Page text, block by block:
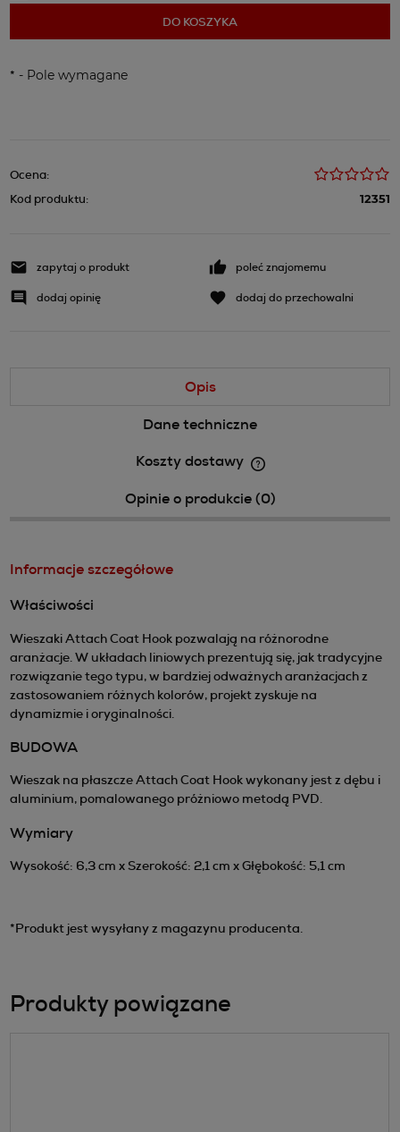
DO KOSZYKA
* - Pole wymagane
Ocena:
Kod produktu:
12351
zapytaj o produkt poleć znajomemu
dodaj opinię dodaj do przechowalni
Opis
Dane techniczne
Koszty dostawy
Opinie o produkcie (0)
Informacje szczegółowe
Właściwości
Wieszaki Attach Coat Hook pozwalają na różnorodne
aranżacje. W układach liniowych prezentują się, jak tradycyjne
rozwiązanie tego typu, w bardziej odważnych aranżacjach z
zastosowaniem różnych kolorów, projekt zyskuje na
dynamizmie i oryginalności.
BUDOWA
Wieszak na płaszcze Attach Coat Hook wykonany jest z dębu i
aluminium, pomalowanego próżniowo metodą PVD.
Wymiary
Wysokość: 6,3 cm x Szerokość: 2,1 cm x Głębokość: 5,1 cm
*Produkt jest wysyłany z magazynu producenta.
Produkty powiązane